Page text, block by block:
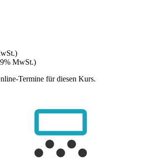
MwSt.)
Termine für diesen Kurs.